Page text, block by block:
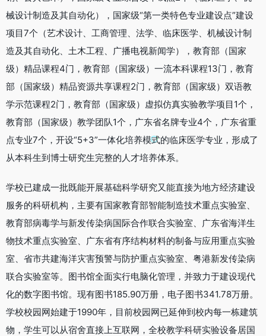
械设计制造及其自动化），国家级“第一类特色专业建设点”建设
项目7个（艺术设计、工商管理、法学、临床医学、机械设计制
造及其自动化、土木工程、广播电视新闻学），教育部（国家
级）精品课程4门，教育部（国家级）一流本科课程13门，教育
部（国家级）精品资源共享课程2门，教育部（国家级）双语教
学示范课程2门，教育部（国家级）虚拟仿真实验教学项目1个，
教育部（国家级）教学团队1个，广东省名牌专业4个，广东省重
点专业7个，开设“5+3”一体化培养模式的临床医学专业，形成了
从本科生到博士研究生完整的人才培养体系。
学校已建成一批既能开展基础科学研究又能直接为地方经济建设
服务的科研机构，主要有国家教育部智能制造技术重点实验室、
教育部病毒学与新发传染病国际合作联合实验室、广东省海洋生
物技术重点实验室、广东省有序结构材料的制备与应用重点实验
室、省市共建海洋灾害预警与防护重点实验室、粤港新发传染病
联合实验室等。图书馆全面实行电脑化管理，并致力于建设现代
化的数字图书馆。现有图书185.90万册，电子图书341.78万册。
学校校园网始建于1990年，目前校园网已延伸到校内每一栋建筑
物，学生可以从宿舍直接上互联网，全校教学科研实验设备居国